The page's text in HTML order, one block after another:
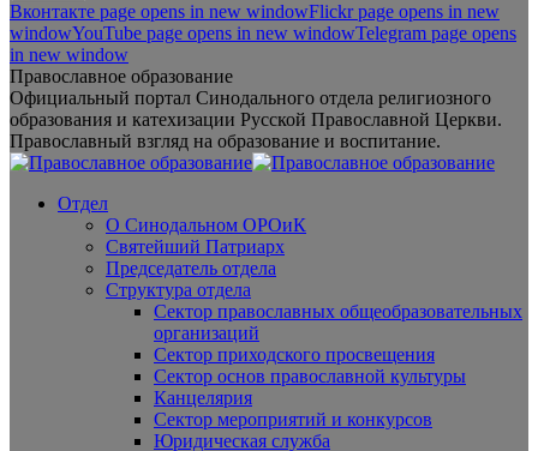
Вконтакте page opens in new windowFlickr page opens in new
windowYouTube page opens in new windowTelegram page opens
in new window
Православное образование
Официальный портал Синодального отдела религиозного
образования и катехизации Русской Православной Церкви.
Православный взгляд на образование и воспитание.
Отдел
О Синодальном ОРОиК
Святейший Патриарх
Председатель отдела
Структура отдела
Сектор православных общеобразовательных
организаций
Сектор приходского просвещения
Сектор основ православной культуры
Канцелярия
Сектор мероприятий и конкурсов
Юридическая служба